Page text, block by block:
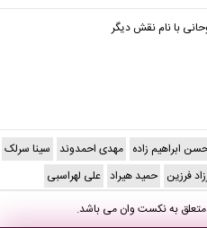
با نام نقش دیگر
ابراهیم زاده مهدی احمدوند سینا سرلک
فرزین حمید هیراد علی لهراسبی
بهنکست وانمی باشد.